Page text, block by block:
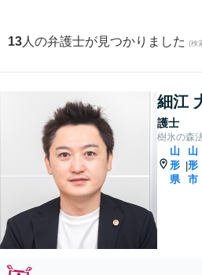
13 人の弁護士が見つかりました (検
細江
護士
樹氷の森
山
形
県
|
山
形
市